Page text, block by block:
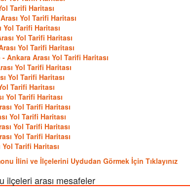
Tarifi Haritası
Yol Tarifi Haritası
Tarifi Haritası
Yol Tarifi Haritası
Yol Tarifi Haritası
Arası Yol Tarifi Haritası
Yol Tarifi Haritası
Yol Tarifi Haritası
Tarifi Haritası
Yol Tarifi Haritası
Yol Tarifi Haritası
Yol Tarifi Haritası
Yol Tarifi Haritası
Yol Tarifi Haritası
Tarifi Haritası
İlini ve İlçelerini Uydudan Görmek İçin Tıklayınız
ilçeleri arası mesafeler